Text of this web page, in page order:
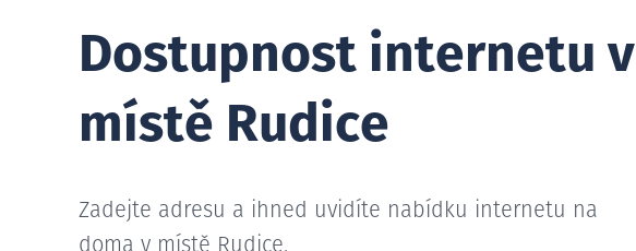
Dostupnost internetu v
místě Rudice
Zadejte adresu a ihned uvidíte nabídku internetu na
doma v místě Rudice.